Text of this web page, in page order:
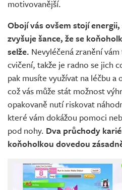
motivovanější.
Obojí vás ovšem stojí
zvyšuje šance, že se
selže. Nevyléčená zranění
cvičení, takže je radno se jich
pak musíte využívat na léčbu
což vás může stát možnost
opakovaně nutí riskovat
které vám dokážou pomoci
pod nohy. Dva průchody
koňoholkou dovedou